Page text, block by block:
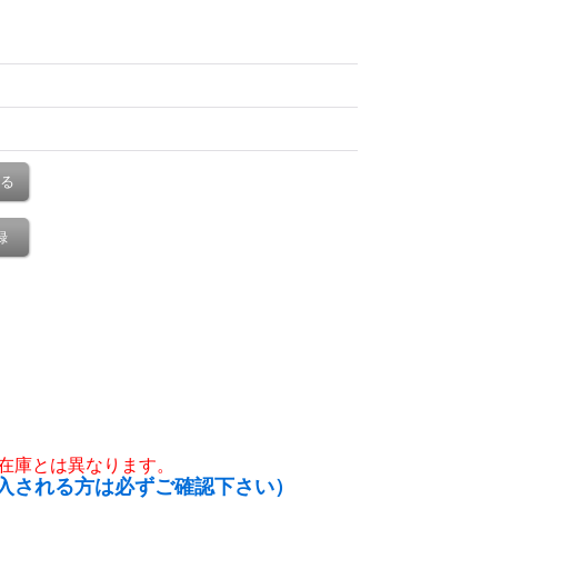
とは異なります。
れる方は必ずご確認下さい）